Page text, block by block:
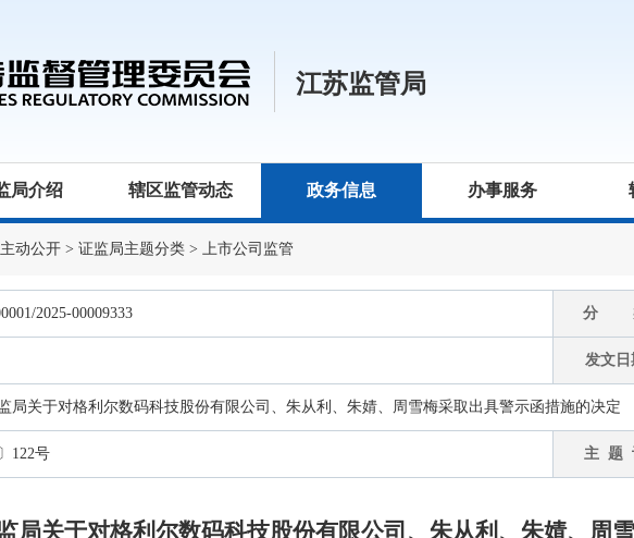
江苏监管局
局介绍 辖区监管动态 政务信息 办事服务
主动公开 > 证监局主题分类 > 上市公司监管
2025-00009333 分
发文日
局关于对格利尔数码科技股份有限公司、朱从利、朱婧、周雪梅采取出具警示函措施的决定
122号 主 题
局关于对格利尔数码科技股份有限公司、朱从利、朱婧、周